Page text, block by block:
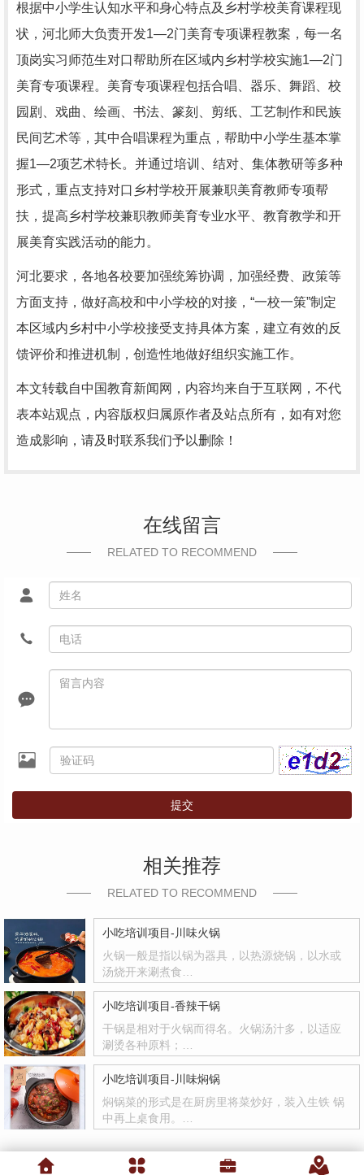
根据中小学生认知水平和身心特点及乡村学校美育课程现
状，河北师大负责开发1—2门美育专项课程教案，每一名
顶岗实习师范生对口帮助所在区域内乡村学校实施1—2门
美育专项课程。美育专项课程包括合唱、器乐、舞蹈、校
园剧、戏曲、绘画、书法、篆刻、剪纸、工艺制作和民族
民间艺术等，其中合唱课程为重点，帮助中小学生基本掌
握1—2项艺术特长。并通过培训、结对、集体教研等多种
形式，重点支持对口乡村学校开展兼职美育教师专项帮
扶，提高乡村学校兼职教师美育专业水平、教育教学和开
展美育实践活动的能力。
河北要求，各地各校要加强统筹协调，加强经费、政策等
方面支持，做好高校和中小学校的对接，“一校一策”制定
本区域内乡村中小学校接受支持具体方案，建立有效的反
馈评价和推进机制，创造性地做好组织实施工作。
本文转载自中国教育新闻网，内容均来自于互联网，不代
表本站观点，内容版权归属原作者及站点所有，如有对您
造成影响，请及时联系我们予以删除！
在线留言
RELATED TO RECOMMEND
提交
相关推荐
RELATED TO RECOMMEND
小吃培训项目-川味火锅
火锅一般是指以锅为器具，以热源烧锅，以水或
汤烧开来涮煮食…
小吃培训项目-香辣干锅
干锅是相对于火锅而得名。火锅汤汁多，以适应
涮烫各种原料；…
小吃培训项目-川味焖锅
焖锅菜的形式是在厨房里将菜炒好，装入生铁 锅
中再上桌食用。…